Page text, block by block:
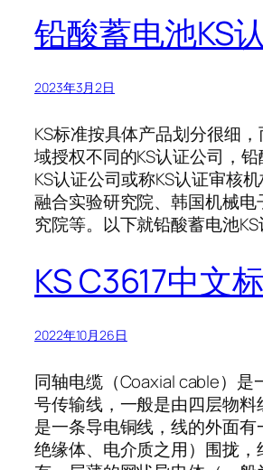
铅酸蓄电池KS
2023年3月2日
KS标准按具体产品划分很细
域授权不同的KS认证公司，
KS认证公司或称KS认证审核
融合实验研究院、韩国机械电
究院等。以下就铅酸蓄电池
KS C3617中文
2022年10月26日
同轴电缆（Coaxial cable）是
号传输线，一般是由四层物料
是一条导电铜线，线的外面有
绝缘体、电介质之用）围拢，